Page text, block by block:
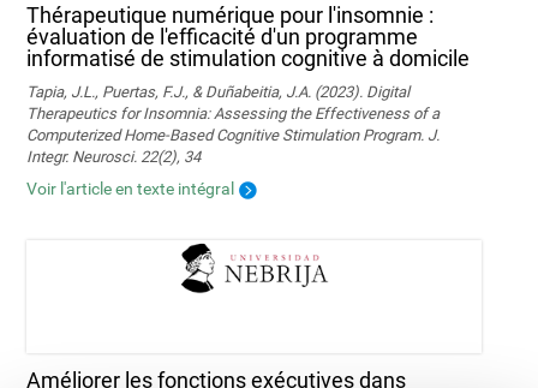
Thérapeutique numérique pour l'insomnie :
évaluation de l'efficacité d'un programme
informatisé de stimulation cognitive à domicile
Tapia, J.L., Puertas, F.J., & Duñabeitia, J.A. (2023). Digital
Therapeutics for Insomnia: Assessing the Effectiveness of a
Computerized Home-Based Cognitive Stimulation Program. J.
Integr. Neurosci. 22(2), 34
Voir l'article en texte intégral
Améliorer les fonctions exécutives dans